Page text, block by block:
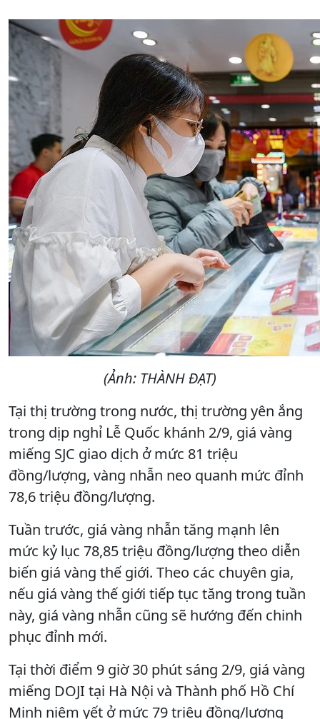
(Ảnh: THÀNH ĐẠT)
Tại thị trường trong nước, thị trường yên ắng
trong dịp nghỉ Lễ Quốc khánh 2/9, giá vàng
miếng SJC giao dịch ở mức 81 triệu
đồng/lượng, vàng nhẫn neo quanh mức đỉnh
78,6 triệu đồng/lượng.
Tuần trước, giá vàng nhẫn tăng mạnh lên
mức kỷ lục 78,85 triệu đồng/lượng theo diễn
biến giá vàng thế giới. Theo các chuyên gia,
nếu giá vàng thế giới tiếp tục tăng trong tuần
này, giá vàng nhẫn cũng sẽ hướng đến chinh
phục đỉnh mới.
Tại thời điểm 9 giờ 30 phút sáng 2/9, giá vàng
miếng DOJI tại Hà Nội và Thành phố Hồ Chí
Minh niêm yết ở mức 79 triệu đồng/lượng